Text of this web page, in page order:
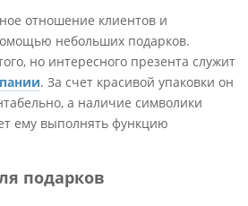
отношение клиентов и
небольших подарков.
но интересного презента служит
. За счет красивой упаковки он
а наличие символики
ему выполнять функцию
подарков